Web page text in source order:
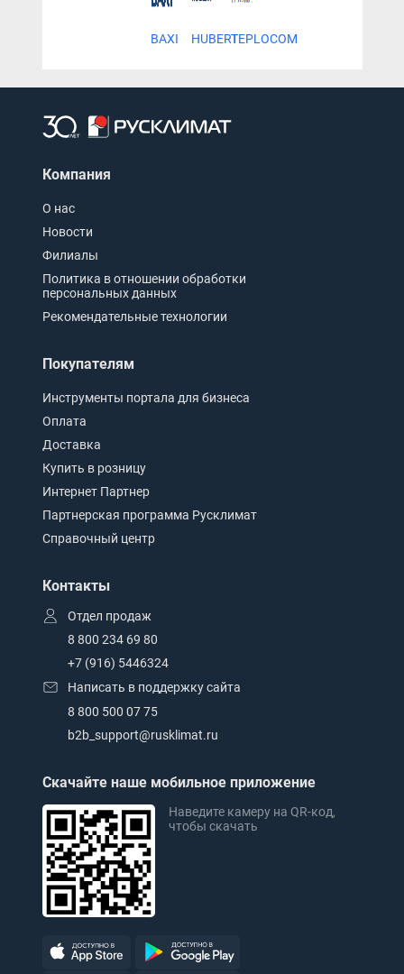
BAXI HUBERTTEPLOCOM
Компания
О нас
Новости
Филиалы
Политика в отношении обработки
персональных данных
Рекомендательные технологии
Покупателям
Инструменты портала для бизнеса
Оплата
Доставка
Купить в розницу
Интернет Партнер
Партнерская программа Русклимат
Справочный центр
Контакты
Отдел продаж
8 800 234 69 80
+7 (916) 5446324
Написать в поддержку сайта
8 800 500 07 75
b2b_support@rusklimat.ru
Скачайте наше мобильное приложение
Наведите камеру на QR-код,
чтобы скачать